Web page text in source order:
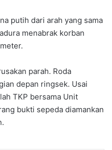
putih dari arah yang sama
menabrak korban
parah. Roda
depan ringsek. Usai
TKP bersama Unit
bukti sepeda diamankan